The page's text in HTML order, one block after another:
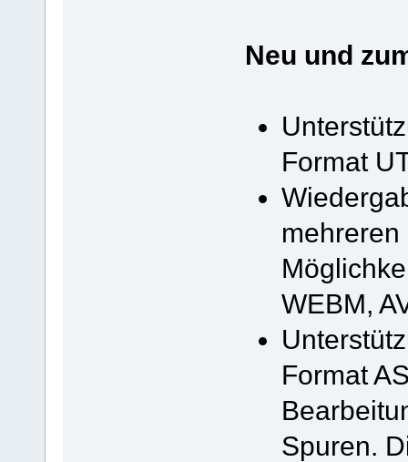
Neu und
Format
WEBM,
Format
Spuren.